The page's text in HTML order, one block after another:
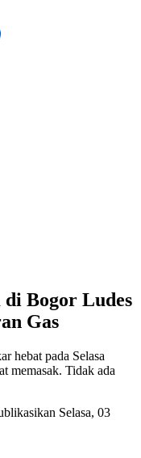
Bogor Ludes
Gas
hebat pada Selasa
memasak. Tidak ada
Selasa, 03